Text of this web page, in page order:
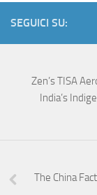
SEGUICI SU:
Zen’s TISA
India’s
The China